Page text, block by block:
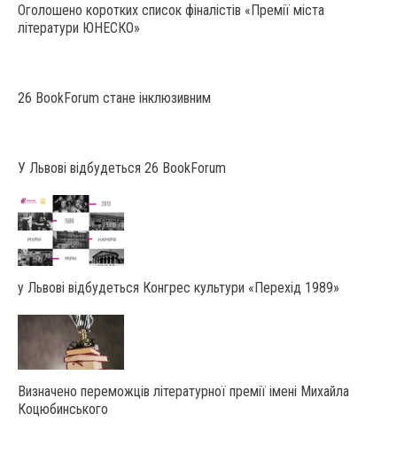
Оголошено коротких список фіналістів «Премії міста
літератури ЮНЕСКО»
26 BookForum стане інклюзивним
У Львові відбудеться 26 BookForum
у Львові відбудеться Конгрес культури «Перехід 1989»
Визначено переможців літературної премії імені Михайла
Коцюбинського